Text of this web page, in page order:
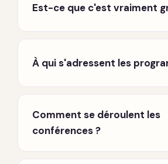
Est-ce que c'est vraiment
carte bancaire ni engagement.
À qui s'adressent les
traversiez une période difficile,
cherchiez à mieux vous
souhaitiez approfondir une
Comment se déroulent les
conférences ?